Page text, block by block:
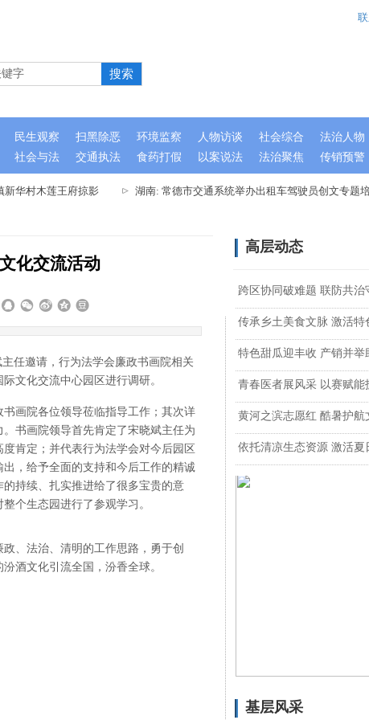
华村木莲王府掠影 湖南: 常德市交通系统举办出租车驾驶员创文专题培
社会与法 交通执法 食药打假 以案说法 法治聚焦 传销预警
搜索
民生观察 扫黑除恶 环境监察 人物访谈 社会综合 法治人物
高层动态
化交流活动
任邀请，行为法学会廉政书画院相关
文化交流中心园区进行调研。
画院各位领导莅临指导工作；其次详
书画院领导首先肯定了宋晓斌主任为
肯定；并代表行为法学会对今后园区
，给予全面的支持和今后工作的精诚
持续、扎实推进给了很多宝贵的意
个生态园进行了参观学习。
、法治、清明的工作思路，勇于创
酒文化引流全国，汾香全球。
跨区协同破难题 联防共治
传承乡土美食文脉 激活特
特色甜瓜迎丰收 产销并举
青春医者展风采 以赛赋能
黄河之滨志愿红 酷暑护航
依托清凉生态资源 激活夏
基层风采